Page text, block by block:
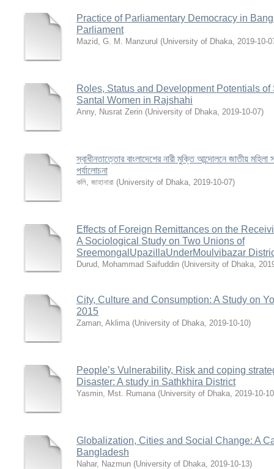
Practice of Parliamentary Democracy in
Parliament
Mazid, G. M. Manzurul (University of Dhaka, 2019-10-
Roles, Status and Development Potentials
Santal Women in Rajshahi
Anny, Nusrat Zerin (University of Dhaka, 2019-10-07)
স্বাধীনতাত্তোর বাংলাদেশের নারী মুক্তি আন্দোলনে জাতীয় মহিলা
পর্যালোচনা
কলি, জাহানারা (University of Dhaka, 2019-10-07)
Effects of Foreign Remittances on the
A Sociological Study on Two Unions of
SreemongalUpazillaUnderMoulvibazar
Durud, Mohammad Saifuddin (University of Dhaka,
City, Culture and Consumption: A Study on
2015
Zaman, Aklima (University of Dhaka, 2019-10-10)
People’s Vulnerability, Risk and coping
Disaster: A study in Sathkhira District
Yasmin, Mst. Rumana (University of Dhaka, 2019-10-10
Globalization, Cities and Social Change: A
Bangladesh
Nahar, Nazmun (University of Dhaka, 2019-10-13)